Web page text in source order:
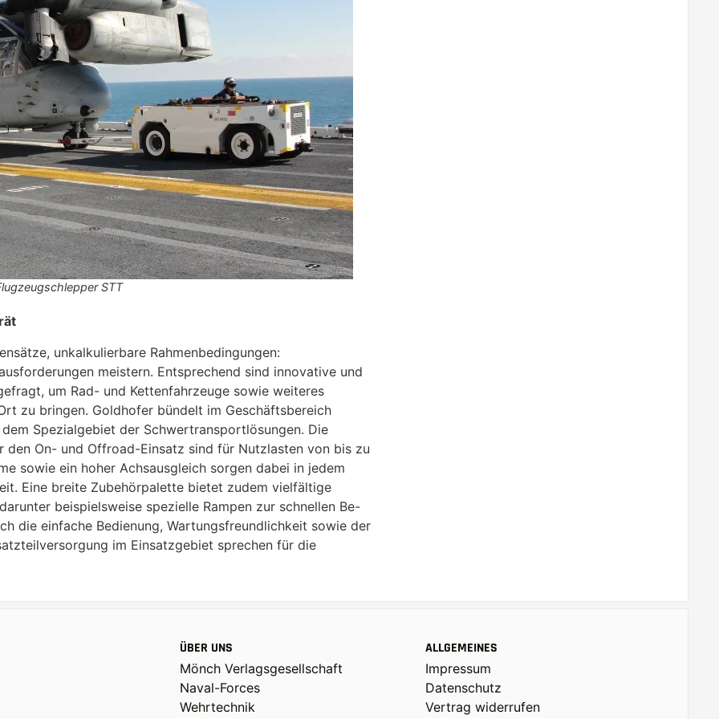
STT
unkalkulierbare Rahmenbedingungen:
meistern. Entsprechend sind innovative und
um Rad- und Kettenfahrzeuge sowie weiteres
zu bringen. Goldhofer bündelt im Geschäftsbereich
Spezialgebiet der Schwertransportlösungen. Die
On- und Offroad-Einsatz sind für Nutzlasten von bis zu
sowie ein hoher Achsausgleich sorgen dabei in jedem
Eine breite Zubehörpalette bietet zudem vielfältige
beispielsweise spezielle Rampen zur schnellen Be-
die einfache Bedienung, Wartungsfreundlichkeit sowie der
im Einsatzgebiet sprechen für die
ÜBER UNS
Mönch Verlagsgesellschaft
Naval-Forces
Wehrtechnik
ALLGEMEINES
Impressum
Datenschutz
Vertrag widerrufen